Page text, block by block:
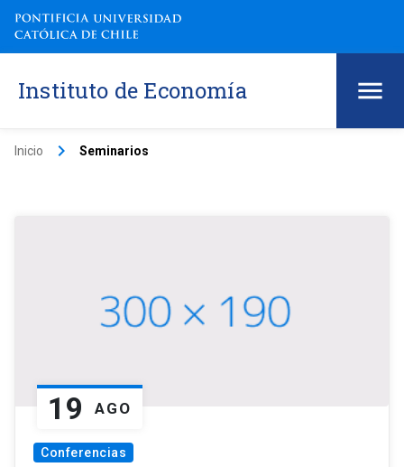
Instituto de Economía
Inicio keyboard_arrow_right Seminarios
19 AGO
Conferencias